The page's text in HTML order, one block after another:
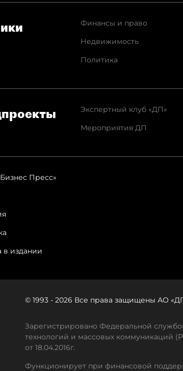
Финансы и право
Недвижимость
Политика
Экспертный клуб «ДП»
Мероприятия ДП
Пресс»
в издании
© 1993 - 2026 Все права защищены АО
Зарегистрировано Федеральной
технологий и массовых коммуникаций
от 18.04.2016г.
Функционирует при финансовой